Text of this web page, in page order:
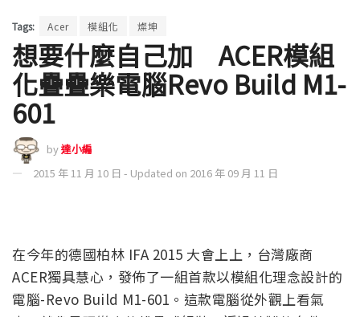
Tags: Acer 模組化 燦坤
想要什麼自己加 ACER模組
化疊疊樂電腦Revo Build M1-
601
by達小編
2015 年 11 月 10 日 - Updated on 2016 年 09 月 11 日
在今年的德國柏林 IFA 2015 大會上上，台灣廠商
ACER獨具慧心，發佈了一組首款以模組化理念設計的
電腦-Revo Build M1-601。這款電腦從外觀上看氣